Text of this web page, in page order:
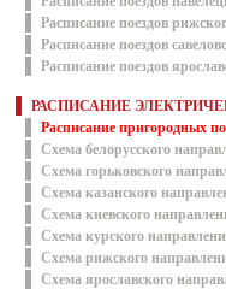
Расписание поездов
Расписание поездов
Расписание поездов
РАСПИСАНИЕ
Расписание пригородных
Схема белорусского
Схема горьковского
Схема казанского
Схема киевского
Схема курского
Схема рижского
Схема ярославского